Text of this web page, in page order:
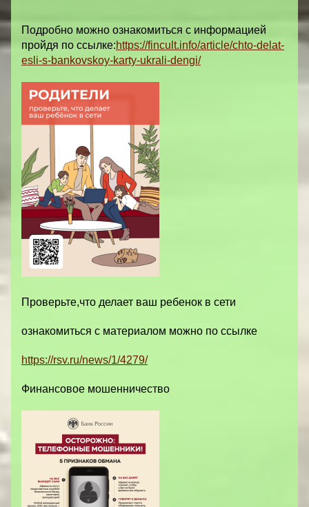
Подробно можно ознакомиться с информацией
пройдя по ссылке:https://fincult.info/article/chto-delat-
esli-s-bankovskoy-karty-ukrali-dengi/
Проверьте,что делает ваш ребенок в сети
ознакомиться с материалом можно по ссылке
https://rsv.ru/news/1/4279/
Финансовое мошенничество